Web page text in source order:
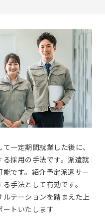
一定期間就業した後に、
採用の手法です。派遣就
です。紹介予定派遣サー
手法として有効です。
テーションを踏まえた上
ートいたします